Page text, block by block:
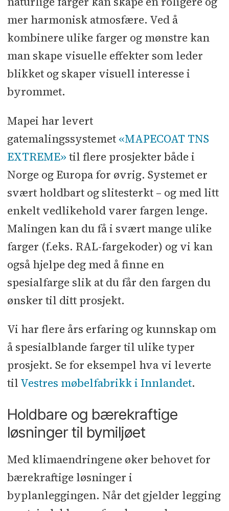
mer harmonisk atmosfære. Ved å
kombinere ulike farger og mønstre kan
man skape visuelle effekter som leder
blikket og skaper visuell interesse i
byrommet.
Mapei har levert
gatemalingssystemet «MAPECOAT TNS
EXTREME» til flere prosjekter både i
Norge og Europa for øvrig. Systemet er
svært holdbart og slitesterkt – og med litt
enkelt vedlikehold varer fargen lenge.
Malingen kan du få i svært mange ulike
farger (f.eks. RAL-fargekoder) og vi kan
også hjelpe deg med å finne en
spesialfarge slik at du får den fargen du
ønsker til ditt prosjekt.
Vi har flere års erfaring og kunnskap om
å spesialblande farger til ulike typer
prosjekt. Se for eksempel hva vi leverte
til Vestres møbelfabrikk i Innlandet.
Holdbare og bærekraftige
løsninger til bymiljøet
Med klimaendringene øker behovet for
bærekraftige løsninger i
byplanleggingen. Når det gjelder legging